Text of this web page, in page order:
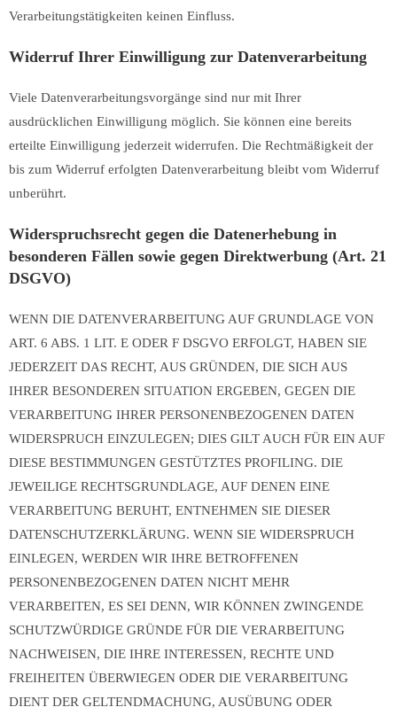
Verarbeitungstätigkeiten keinen Einfluss.
Widerruf Ihrer Einwilligung zur Datenverarbeitung
Viele Datenverarbeitungsvorgänge sind nur mit Ihrer
ausdrücklichen Einwilligung möglich. Sie können eine bereits
erteilte Einwilligung jederzeit widerrufen. Die Rechtmäßigkeit der
bis zum Widerruf erfolgten Datenverarbeitung bleibt vom Widerruf
unberührt.
Widerspruchsrecht gegen die Datenerhebung in
besonderen Fällen sowie gegen Direktwerbung (Art. 21
DSGVO)
WENN DIE DATENVERARBEITUNG AUF GRUNDLAGE VON
ART. 6 ABS. 1 LIT. E ODER F DSGVO ERFOLGT, HABEN SIE
JEDERZEIT DAS RECHT, AUS GRÜNDEN, DIE SICH AUS
IHRER BESONDEREN SITUATION ERGEBEN, GEGEN DIE
VERARBEITUNG IHRER PERSONENBEZOGENEN DATEN
WIDERSPRUCH EINZULEGEN; DIES GILT AUCH FÜR EIN AUF
DIESE BESTIMMUNGEN GESTÜTZTES PROFILING. DIE
JEWEILIGE RECHTSGRUNDLAGE, AUF DENEN EINE
VERARBEITUNG BERUHT, ENTNEHMEN SIE DIESER
DATENSCHUTZERKLÄRUNG. WENN SIE WIDERSPRUCH
EINLEGEN, WERDEN WIR IHRE BETROFFENEN
PERSONENBEZOGENEN DATEN NICHT MEHR
VERARBEITEN, ES SEI DENN, WIR KÖNNEN ZWINGENDE
SCHUTZWÜRDIGE GRÜNDE FÜR DIE VERARBEITUNG
NACHWEISEN, DIE IHRE INTERESSEN, RECHTE UND
FREIHEITEN ÜBERWIEGEN ODER DIE VERARBEITUNG
DIENT DER GELTENDMACHUNG, AUSÜBUNG ODER